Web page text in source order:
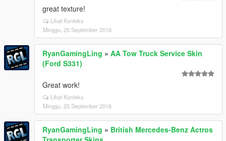
great texture!
Lihat Konteks
Minggu, 25 September 2016
RyanGamingLing » AA Tow Truck Service Skin
(Ford S331)
Great work!
Lihat Konteks
Minggu, 25 September 2016
RyanGamingLing » British Mercedes-Benz Actros